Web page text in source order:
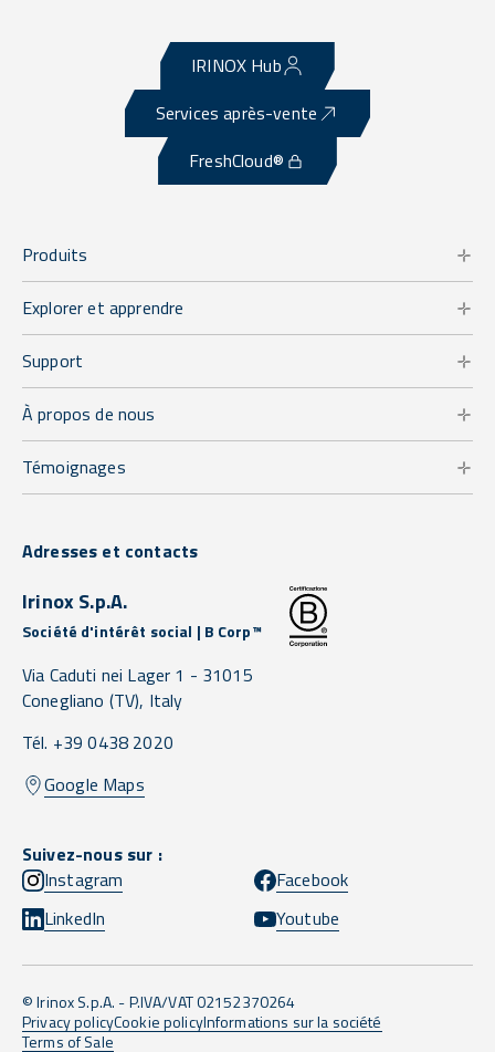
IRINOX Hub
Services après-vente
FreshCloud®
Produits
Explorer et apprendre
Support
À propos de nous
Témoignages
Adresses et contacts
Irinox S.p.A.
Société d'intérêt social | B Corp™
Via Caduti nei Lager 1 - 31015
Conegliano (TV), Italy
Tél. +39 0438 2020
Google Maps
Suivez-nous sur :
Instagram
Facebook
LinkedIn
Youtube
© Irinox S.p.A. - P.IVA/VAT 02152370264
Privacy policyCookie policyInformations sur la société
Terms of Sale